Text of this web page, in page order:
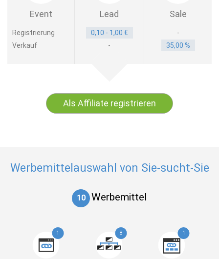
Event Lead Sale
Registrierung 0,10 - 1,00 €
-
Verkauf
- 35,00 %
Als Affiliate registrieren
Werbemittelauswahl von Sie-sucht-Sie
10 Werbemittel
1 8 1